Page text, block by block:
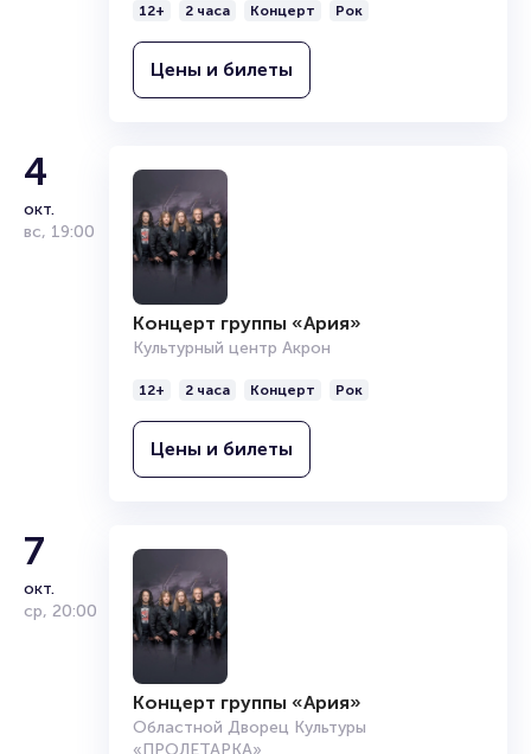
12+ 2 часа Концерт Рок
Цены и билеты
4
окт.
вс, 19:00
Концерт группы «Ария»
Культурный центр Акрон
12+ 2 часа Концерт Рок
Цены и билеты
7
окт.
ср, 20:00
Концерт группы «Ария»
Областной Дворец Культуры